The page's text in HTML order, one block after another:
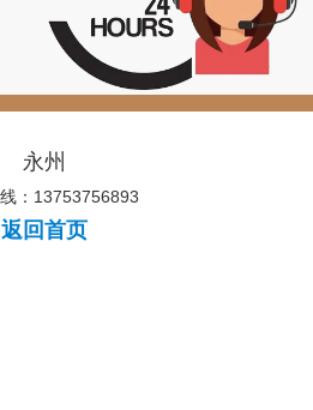
永州
：13753756893
返回首页